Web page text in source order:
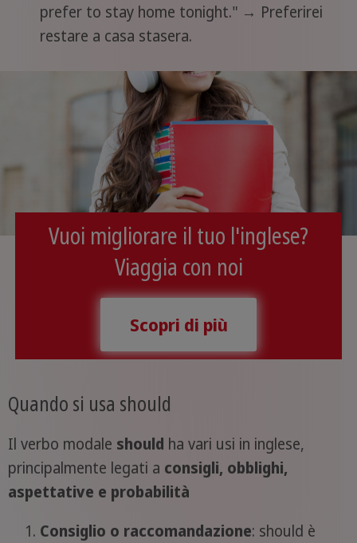
prefer to stay home tonight." → Preferirei
restare a casa stasera.
Vuoi migliorare il tuo l'inglese?
Viaggia con noi
Scopri di più
Quando si usa should
Il verbo modale should ha vari usi in inglese,
principalmente legati a consigli, obblighi,
aspettative e probabilità
Consiglio o raccomandazione: should è